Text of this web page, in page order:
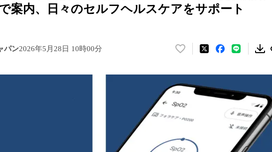
案内、日々のセルフヘルスケアをサポート
パン2026年5月28日 10時00分
い
ね
！
数
を
読
込
み